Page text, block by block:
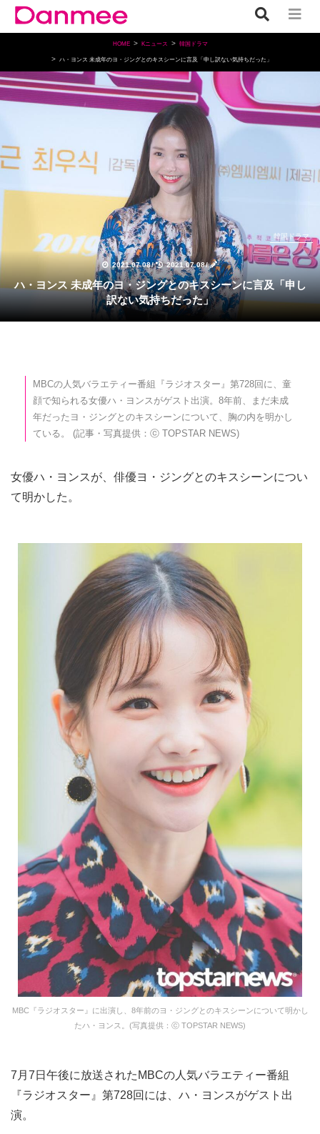
HOME Kニュース 韓国ドラマ
ハ・ヨンス 未成年のヨ・ジングとのキスシーンに言及「申し訳ない気持ちだった」
2021.07.08/ 2021.07.08/
韓国ドラマ
ハ・ヨンス 未成年のヨ・ジングとのキスシーンに言及「申し
訳ない気持ちだった」
MBCの人気バラエティー番組『ラジオスター』第728回に、童
顔で知られる女優ハ・ヨンスがゲスト出演。8年前、まだ未成
年だったヨ・ジングとのキスシーンについて、胸の内を明かし
ている。 (記事・写真提供：ⓒ TOPSTAR NEWS)
女優ハ・ヨンスが、俳優ヨ・ジングとのキスシーンについ
て明かした。
MBC『ラジオスター』に出演し、8年前のヨ・ジングとのキスシーンについて明かし
たハ・ヨンス。(写真提供：ⓒ TOPSTAR NEWS)
7月7日午後に放送されたMBCの人気バラエティー番組
『ラジオスター』第728回には、ハ・ヨンスがゲスト出
演。